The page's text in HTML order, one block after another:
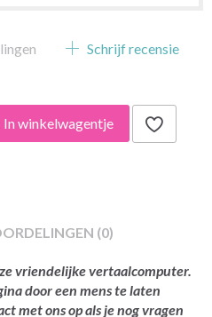
Schrijf recensie
In winkelwagentje
(0)
vriendelijke vertaalcomputer.
door een mens te laten
met ons op als je nog vragen